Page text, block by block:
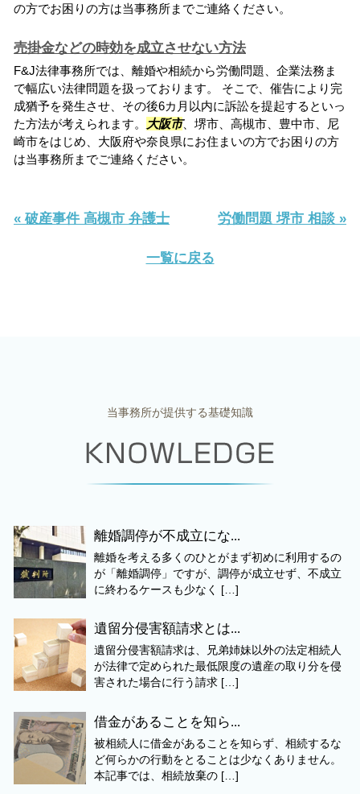
の方でお困りの方は当事務所までご連絡ください。
売掛金などの時効を成立させない方法
F&J法律事務所では、離婚や相続から労働問題、企業法務ま
で幅広い法律問題を扱っております。 そこで、催告により完
成猶予を発生させ、その後6カ月以内に訴訟を提起するといっ
た方法が考えられます。
大阪市、堺市、高槻市、豊中市、尼
崎市をはじめ、大阪府や奈良県にお住まいの方でお困りの方
は当事務所までご連絡ください。
« 破産事件 高槻市 弁護士 労働問題 堺市 相談 »
一覧に戻る
当事務所が提供する基礎知識
離婚調停が不成立にな...
離婚を考える多くのひとがまず初めに利用するの
が「離婚調停」ですが、調停が成立せず、不成立
に終わるケースも少なく […]
遺留分侵害額請求とは...
遺留分侵害額請求は、兄弟姉妹以外の法定相続人
が法律で定められた最低限度の遺産の取り分を侵
害された場合に行う請求 […]
借金があることを知ら...
被相続人に借金があることを知らず、相続するな
ど何らかの行動をとることは少なくありません。
本記事では、相続放棄の […]